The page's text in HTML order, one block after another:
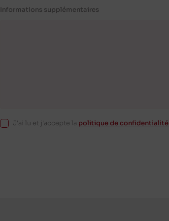
Informations supplémentaires
J'ai lu et j'accepte la politique de confidentialité